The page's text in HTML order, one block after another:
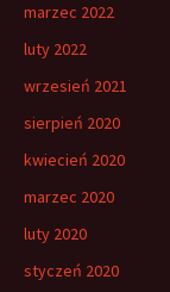
marzec 2022
luty 2022
wrzesień 2021
sierpień 2020
kwiecień 2020
marzec 2020
luty 2020
styczeń 2020